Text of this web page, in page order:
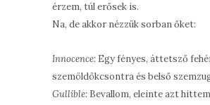
érzem, túl erősek is.
Na, de akkor nézzük sorban őket:
Innocence: Egy fényes, áttetsző
szemöldökcsontra és belső
Gullible: Bevallom, eleinte azt